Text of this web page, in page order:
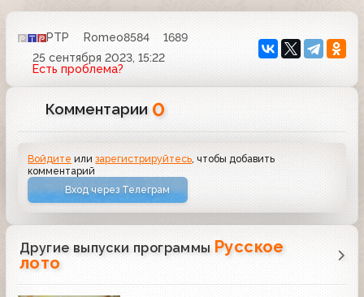
РТР Romeo8584
1689
25 сентября 2023, 15:22
Есть проблема?
Комментарии 0
Войдите илизарегистрируйтесь , чтобы добавить
комментарий
Вход через Телеграм
Другие выпуски программы Русское
лото